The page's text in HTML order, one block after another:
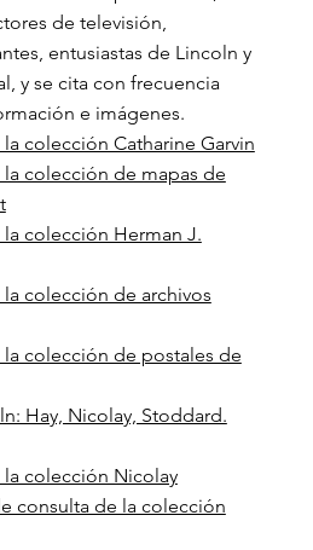
de televisión,
entusiastas de Lincoln y
y se cita con frecuencia
e imágenes.
colección Catharine Garvin
colección de mapas de
colección Herman J.
colección de archivos
colección de postales de
Hay, Nicolay, Stoddard.
colección Nicolay
consulta de la colección